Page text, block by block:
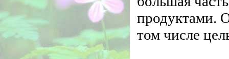
продуктами.
том числе